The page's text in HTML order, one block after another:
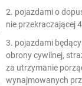
2. pojazdami o
nie przekraczającej
3. pojazdami
obrony cywilnej,
za utrzymanie
wynajmowanych